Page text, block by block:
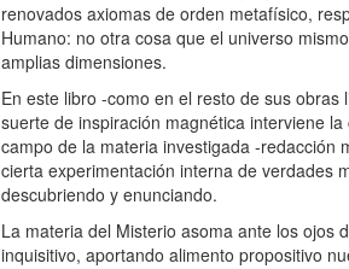
renovados axiomas de orden metafísico,
Humano: no otra cosa que el universo
amplias dimensiones.
En este libro -como en el resto de sus obras
suerte de inspiración magnética interviene
campo de la materia investigada -redacción
cierta experimentación interna de verdades
descubriendo y enunciando.
La materia del Misterio asoma ante los ojos
inquisitivo, aportando alimento propositivo